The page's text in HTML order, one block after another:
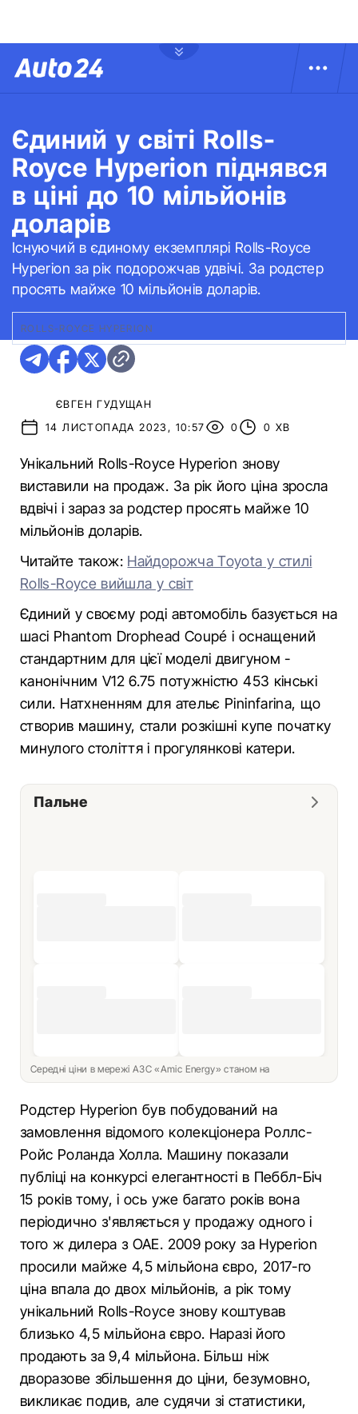
Єдиний у світі Rolls-
Royce Hyperion піднявся
в ціні до 10 мільйонів
доларів
Існуючий в єдиному екземплярі Rolls-Royce
Hyperion за рік подорожчав удвічі. За родстер
просять майже 10 мільйонів доларів.
ROLLS-ROYCE HYPERION
ЄВГЕН ГУДУЩАН
14 ЛИСТОПАДА 2023, 10:57
0 0 ХВ
Унікальний Rolls-Royce Hyperion знову
виставили на продаж. За рік його ціна зросла
вдвічі і зараз за родстер просять майже 10
мільйонів доларів.
Читайте також: Найдорожча Toyota у стилі
Rolls-Royce вийшла у світ
Єдиний у своєму роді автомобіль базується на
шасі Phantom Drophead Coupé і оснащений
стандартним для цієї моделі двигуном -
канонічним V12 6.75 потужністю 453 кінські
сили. Натхненням для ательє Pininfarina, що
створив машину, стали розкішні купе початку
минулого століття і прогулянкові катери.
Пальне
Середні ціни в мережі АЗС «Amic Energy» станом на
Родстер Hyperion був побудований на
замовлення відомого колекціонера Роллс-
Ройс Роланда Холла. Машину показали
публіці на конкурсі елегантності в Пеббл-Біч
15 років тому, і ось уже багато років вона
періодично з'являється у продажу одного і
того ж дилера з ОАЕ. 2009 року за Hyperion
просили майже 4,5 мільйона євро, 2017-го
ціна впала до двох мільйонів, а рік тому
унікальний Rolls-Royce знову коштував
близько 4,5 мільйона євро. Наразі його
продають за 9,4 мільйона. Більш ніж
дворазове збільшення до ціни, безумовно,
викликає подив, але судячи зі статистики,